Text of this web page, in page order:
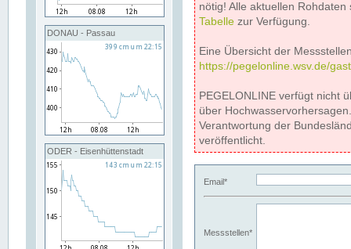
DONAU - Passau
ODER - Eisenhüttenstadt
nötig! Alle aktuellen
Tabelle zur Verfügung.
Eine Übersicht der
https://pegelonline.wsv.de/
PEGELONLINE verfügt nicht
über
Verantwortung der
veröffentlicht.
Email*
Messstellen*